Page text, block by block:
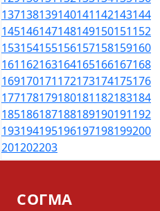
137138139140141142143144
145146147148149150151152
153154155156157158159160
161162163164165166167168
169170171172173174175176
177178179180181182183184
185186187188189190191192
193194195196197198199200
201202203
СОГМА